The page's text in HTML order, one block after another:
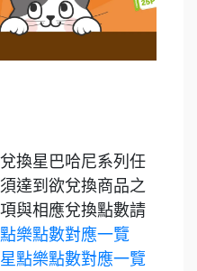
換星巴哈尼系列任
達到欲兌換商品之
與相應兌換點數請
樂點數對應一覽
點樂點數對應一覽